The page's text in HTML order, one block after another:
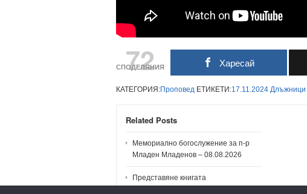
72
СПОДЕЛЯНИЯ Харесай
КАТЕГОРИЯ:Проповед ЕТИКЕТИ:17.11.2024 Длъжници
Related Posts
Мемориално богослужение за п-р
Младен Младенов – 08.08.2026
Представяне книгата